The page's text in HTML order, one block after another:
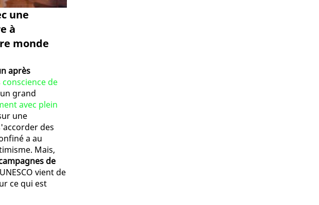
une
à
monde
après
conscience de
grand
avec plein
une
des
a au
Mais,
de
vient de
ce qui est